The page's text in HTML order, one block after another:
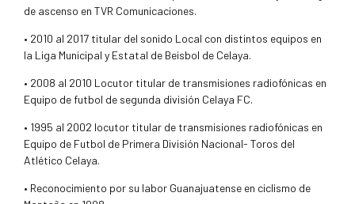
de ascenso en TVR Comunicaciones.
• 2010 al 2017 titular del sonido Local con distintos equipos en
la Liga Municipal y Estatal de Beisbol de Celaya.
• 2008 al 2010 Locutor titular de transmisiones radiofónicas en
Equipo de futbol de segunda división Celaya FC.
• 1995 al 2002 locutor titular de transmisiones radiofónicas en
Equipo de Futbol de Primera División Nacional- Toros del
Atlético Celaya.
• Reconocimiento por su labor Guanajuatense en ciclismo de